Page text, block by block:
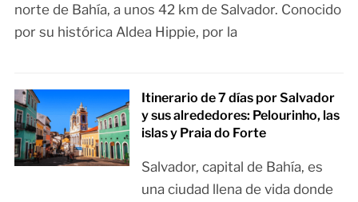
norte de Bahía, a unos 42 km de Salvador. Conocido
por su histórica Aldea Hippie, por la
Itinerario de 7 días por Salvador
y sus alrededores: Pelourinho, las
islas y Praia do Forte
Salvador, capital de Bahía, es
una ciudad llena de vida donde